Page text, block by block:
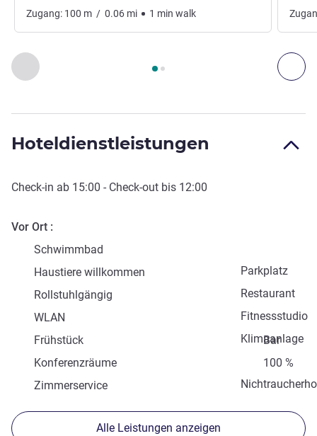
Zurück - Zugang und Transport
Seite1 , Zugang und Transport 1 :, Zugang und
Zugang: 100 m / 0.06 mi 1 min walk
Hoteldienstleistungen
Check-in ab 15:00 - Check-out bis 12:00
Vor Ort
Schwimmbad
Parkplatz
Haustiere willkommen
Restaurant
Rollstuhlgängig
Fitnessstudio
WLAN
Klimaanlage
Frühstück
Bar
Konferenzräume
100 %
Zimmerservice
Alle Leistungen anzeigen